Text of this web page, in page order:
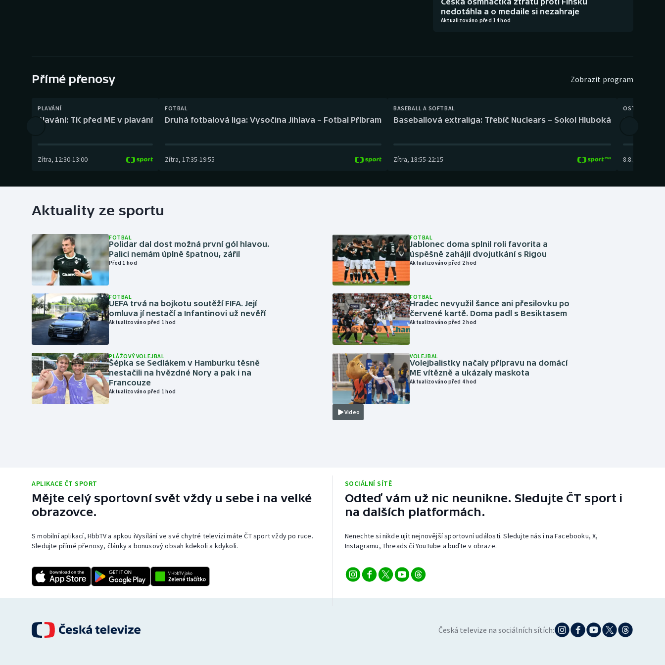
Gymnastika Plážový volejbal
nedotáhla a o medaile si nezahraje
Aktualizováno před 14 hod
Přímé přenosy Zobrazit program
PLAVÁNÍ
Plavání: TK před ME v plavání
Zítra, 12:30-13:00
FOTBAL
Druhá fotbalová liga: Vysočina Jihlava – Fotbal Příbram
Zítra, 17:35-19:55
BASEBALL A SOFTBAL
Baseballová extraliga: Třebíč Nuclears – Sokol Hluboká
Zítra, 18:55-22:15
OSTATNÍ
8.8.
Aktuality ze sportu
FOTBAL
Polidar dal dost možná první gól hlavou.
Palici nemám úplně špatnou, zářil
Před 1 hod
FOTBAL
UEFA trvá na bojkotu soutěží FIFA. Její
omluva jí nestačí a Infantinovi už nevěří
Aktualizováno před 1 hod
PLÁŽOVÝ VOLEJBAL
Šépka se Sedlákem v Hamburku těsně
nestačili na hvězdné Nory a pak i na
Francouze
Aktualizováno před 1 hod
FOTBAL
Jablonec doma splnil roli favorita a
úspěšně zahájil dvojutkání s Rigou
Aktualizováno před 2 hod
FOTBAL
Hradec nevyužil šance ani přesilovku po
červené kartě. Doma padl s Besiktasem
Aktualizováno před 2 hod
Video
VOLEJBAL
Volejbalistky načaly přípravu na domácí
ME vítězně a ukázaly maskota
Aktualizováno před 4 hod
APLIKACE ČT SPORT
Mějte celý sportovní svět vždy u sebe i na velké
obrazovce.
S mobilní aplikací, HbbTV a apkou iVysílání ve své chytré televizi máte ČT sport vždy po ruce.
Sledujte přímé přenosy, články a bonusový obsah kdekoli a kdykoli.
SOCIÁLNÍ SÍTĚ
Odteď vám už nic neunikne. Sledujte ČT sport i
na dalších platformách.
Nenechte si nikde ujít nejnovější sportovní události. Sledujte nás i na Facebooku, X,
Instagramu, Threads či YouTube a buďte v obraze.
Česká televize na sociálních sítích: